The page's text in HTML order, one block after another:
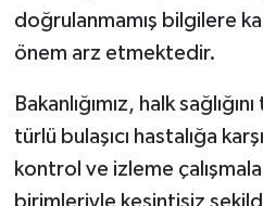
doğrulanmamış bilgilere
önem arz etmektedir.
Bakanlığımız, halk
türlü bulaşıcı hastalığa
kontrol ve izleme
birimleriyle kesintisiz